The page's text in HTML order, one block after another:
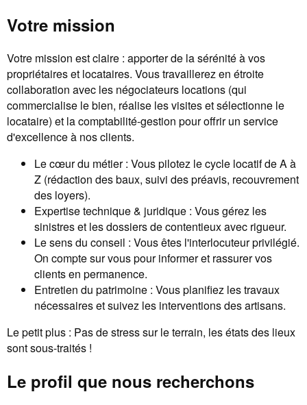
Votre mission
Votre mission est claire : apporter de la sérénité à vos
propriétaires et locataires. Vous travaillerez en étroite
collaboration avec les négociateurs locations (qui
commercialise le bien, réalise les visites et sélectionne le
locataire) et la comptabilité-gestion pour offrir un service
d'excellence à nos clients.
Le cœur du métier : Vous pilotez le cycle locatif de A à
Z (rédaction des baux, suivi des préavis, recouvrement
des loyers).
Expertise technique & juridique : Vous gérez les
sinistres et les dossiers de contentieux avec rigueur.
Le sens du conseil : Vous êtes l'interlocuteur privilégié.
On compte sur vous pour informer et rassurer vos
clients en permanence.
Entretien du patrimoine : Vous planifiez les travaux
nécessaires et suivez les interventions des artisans.
Le petit plus : Pas de stress sur le terrain, les états des lieux
sont sous-traités !
Le profil que nous recherchons